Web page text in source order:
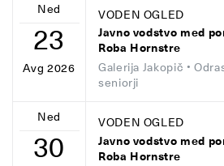
Ned
23
Avg 2026
VODEN OGLED
Javno vodstvo med
Roba Hornstre
Galerija Jakopič •
seniorji
Ned
30
VODEN OGLED
Javno vodstvo med
Roba Hornstre